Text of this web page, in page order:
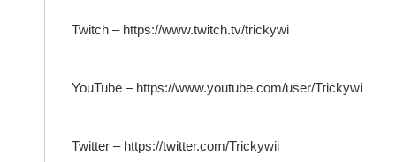
Twitch – https://www.twitch.tv/trickywi
YouTube – https://www.youtube.com/user/Trickywi
Twitter – https://twitter.com/Trickywii